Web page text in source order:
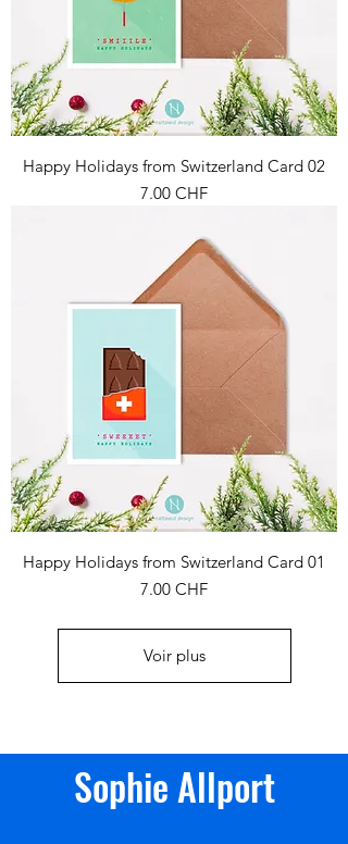
Happy Holidays from Switzerland Card 02
Prix
7.00 CHF
Happy Holidays from Switzerland Card 01
Prix
7.00 CHF
Voir plus
Sophie Allport